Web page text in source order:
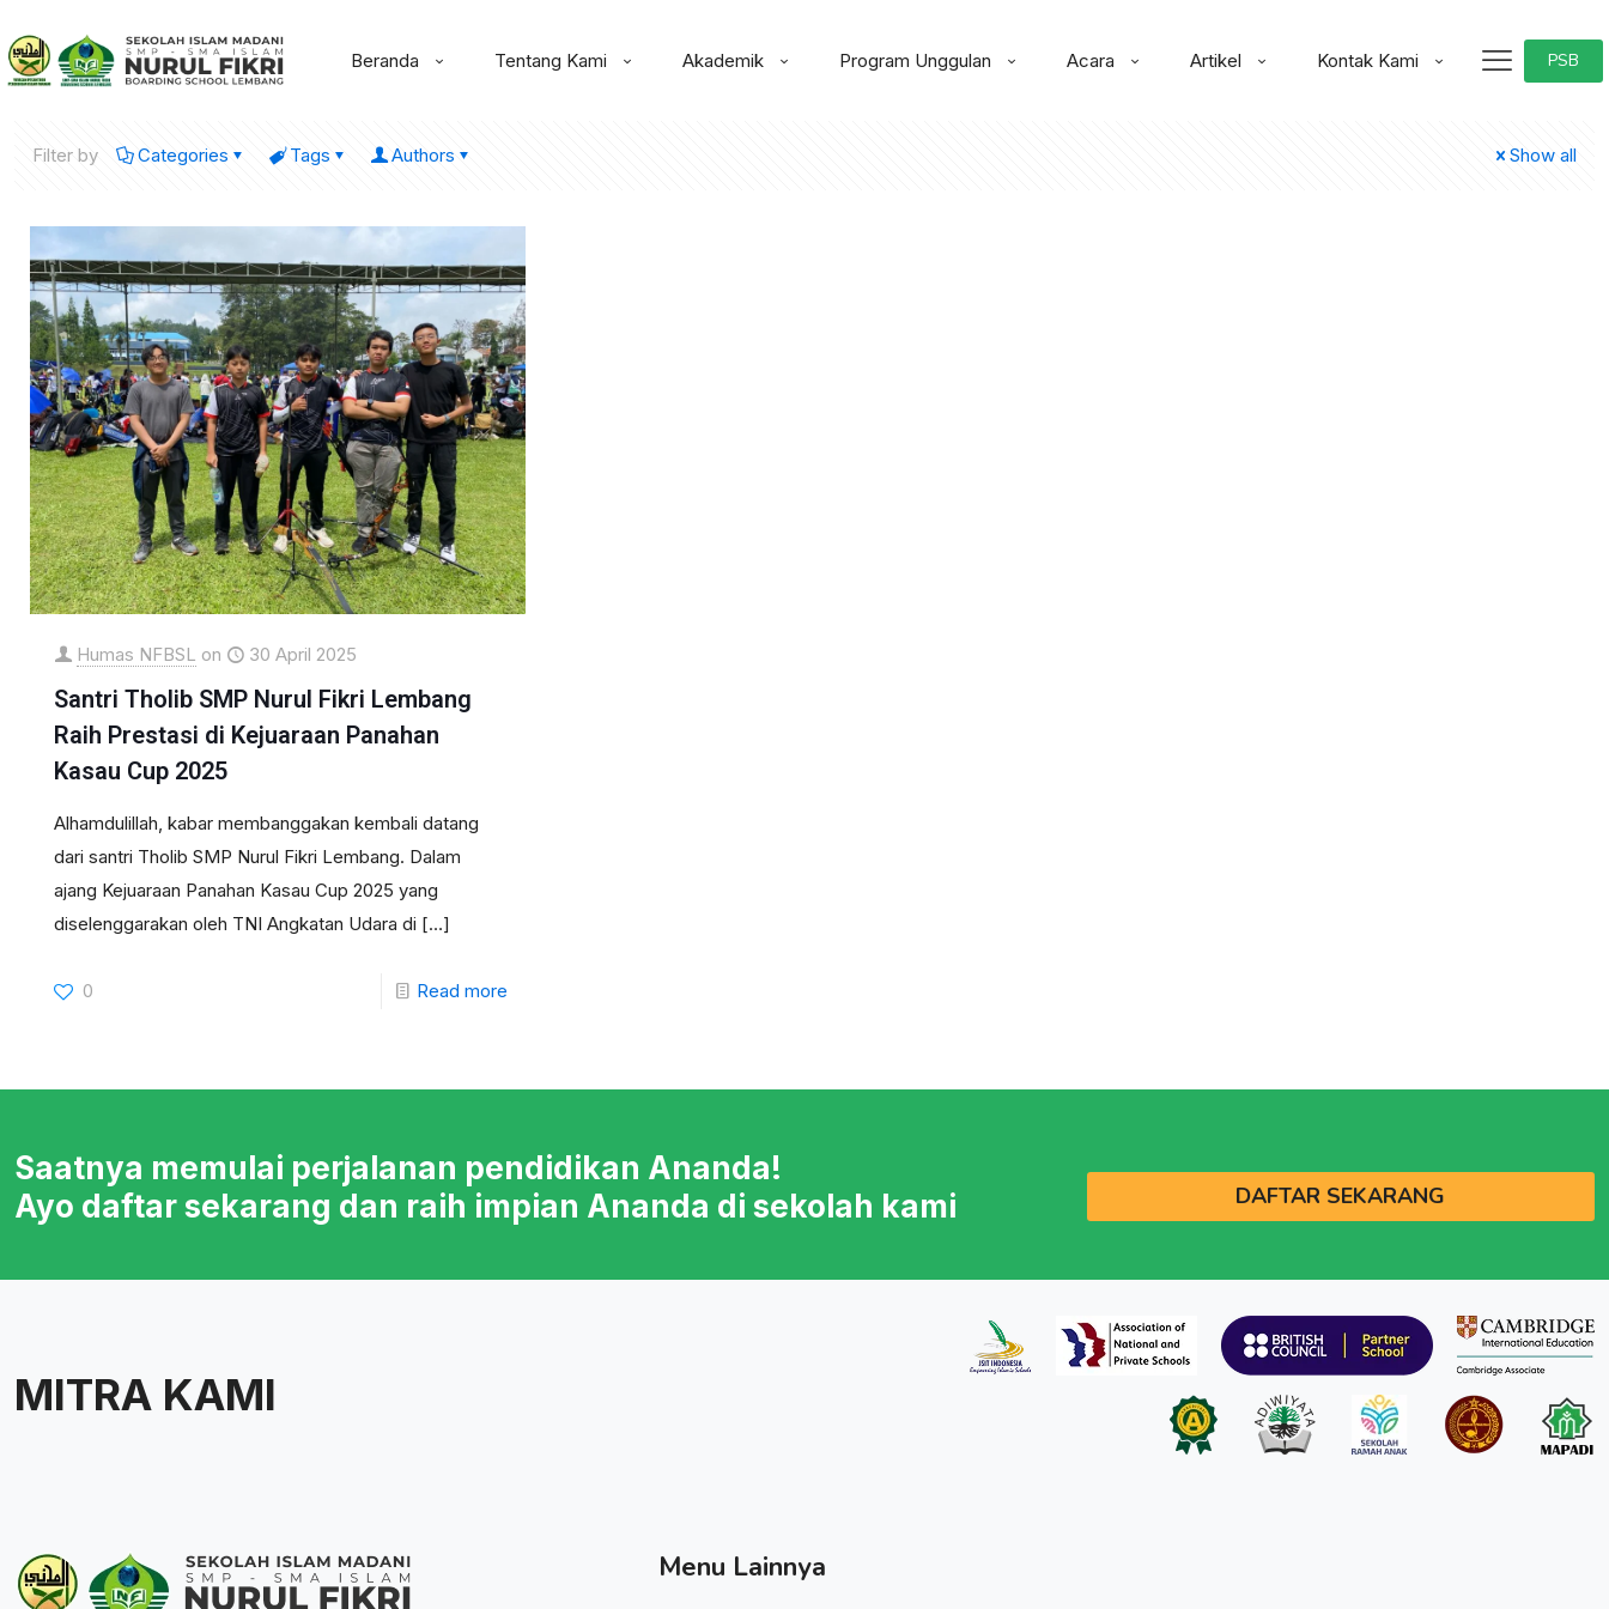
Beranda Tentang Kami Akademik Program Unggulan Acara Artikel Kontak Kami PSB
Filter by Categories Tags Authors Show all
Humas NFBSL on 30 April 2025
Santri Tholib SMP Nurul Fikri Lembang
Raih Prestasi di Kejuaraan Panahan
Kasau Cup 2025
Alhamdulillah, kabar membanggakan kembali datang
dari santri Tholib SMP Nurul Fikri Lembang. Dalam
ajang Kejuaraan Panahan Kasau Cup 2025 yang
diselenggarakan oleh TNI Angkatan Udara di […]
0 Read more
Saatnya memulai perjalanan pendidikan Ananda!
Ayo daftar sekarang dan raih impian Ananda di sekolah kami
DAFTAR SEKARANG
MITRA KAMI
Menu Lainnya